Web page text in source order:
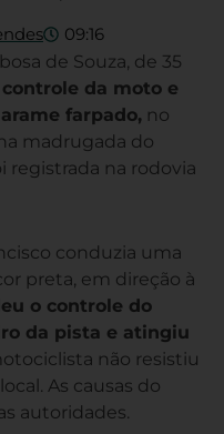
09:16
de Souza, de 35
da moto e
farpado, no
madrugada do
registrada na rodovia
conduzia uma
preta, em direção à
o controle do
da pista e atingiu
não resistiu
As causas do
autoridades.